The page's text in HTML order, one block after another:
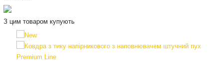
З цим товаром купують